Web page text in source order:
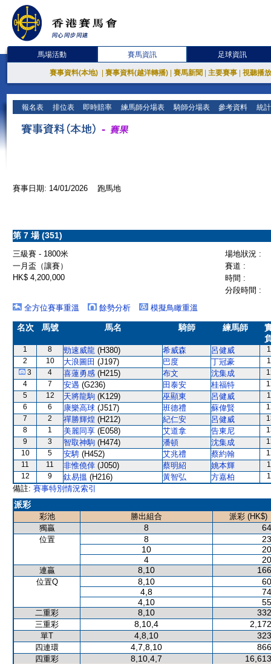
馬場活動 賽馬資訊 足球資訊
賽事資料(本地) 賽事資料(越洋轉播) 賽馬新聞 主要賽事 視聽播
報名表 排位表 即時賠率 練馬師分場表 騎師分場表 參考資料 統
賽事日期: 14/01/2026 跑馬地
第 7 場 (351)
三級賽 - 1800米
場地狀況 :
一月盃（讓賽）
賽道 :
HK$ 4,200,000
時間 :
分段時間 :
全方位賽事重溫
餘勢分析 模擬鳥瞰重溫
名次 馬號 馬名 騎師 練馬師
1 8 勁速威龍 (H380) 希威森 呂健威
2
10 大浪圖田 (J197) 巴度 丁冠豪
3
4 喜蓮勇感 (H215) 布文 沈集成
4
7 安遇 (G236) 田泰安 桂福特
5
12 天將龍駒 (K129) 巫顯東 呂健威
6
6 康樂高球 (J517) 班德禮 蘇偉賢
7
2 禪勝輝煌 (H212) 紀仁安 呂健威
8
1 美麗同享 (E058) 艾道拿 告東尼
9
3 智取神駒 (H474) 潘頓 沈集成
10
5 安騁 (H452) 艾兆禮 蔡約翰
11
11 非惟僥倖 (J050) 蔡明紹 姚本輝
12
9 鈦易搵 (H216) 黃智弘 方嘉柏
備註: 賽事特別情況索引
派彩
彩池 勝出組合
派彩 (HK$)
獨贏
8
位置 8
10
4
連贏 8,10
位置Q 8,10
4,8
4,10
二重彩 8,10
三重彩 8,10,4
單T 4,8,10
四連環 4,7,8,10
四重彩 8,10,4,7